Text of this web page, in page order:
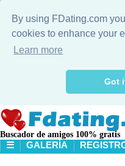
By using FDating.com
cookies to enhance your
Learn more
Got
Buscador de amigos 100% gratis
☰
GALERÍA